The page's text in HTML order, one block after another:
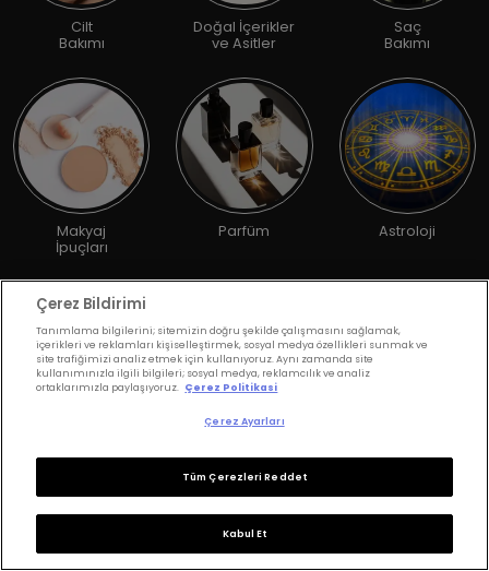
Cilt
Bakımı
Doğal İçerikler
ve Asitler
Saç
Bakımı
Makyaj
İpuçları
Parfüm Astroloji
Yaş Aralığınız
Cinsiyetiniz
Çerez Bildirimi
Tanımlama bilgilerini; sitemizin doğru şekilde çalışmasını sağlamak,
içerikleri ve reklamları kişiselleştirmek, sosyal medya özellikleri sunmak ve
site trafiğimizi analiz etmek için kullanıyoruz. Aynı zamanda site
kullanımınızla ilgili bilgileri; sosyal medya, reklamcılık ve analiz
ortaklarımızla paylaşıyoruz. Çerez Politikasi
Çerez Ayarları
Tüm Çerezleri Reddet
Kabul Et